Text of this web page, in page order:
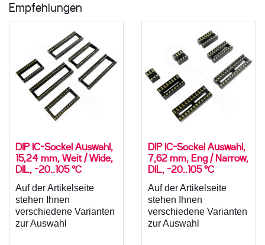
Empfehlungen
DIP IC-Sockel Auswahl,
15,24 mm, Weit / Wide,
DIL, -20..105 °C
Auf der Artikelseite
stehen Ihnen
verschiedene Varianten
zur Auswahl
DIP IC-Sockel Auswahl,
7,62 mm, Eng / Narrow,
DIL, -20..105 °C
Auf der Artikelseite
stehen Ihnen
verschiedene Varianten
zur Auswahl